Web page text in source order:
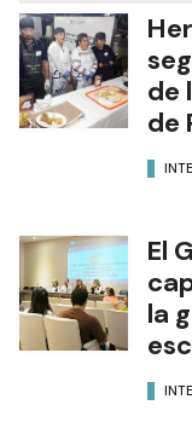
de
de
El
la